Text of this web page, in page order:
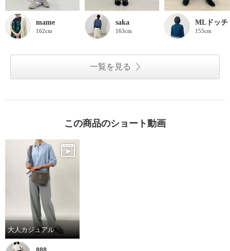
mame
162cm
saka
163cm
MLドッチ
155cm
一覧を見る
この商品のショート動画
大人カジュアル